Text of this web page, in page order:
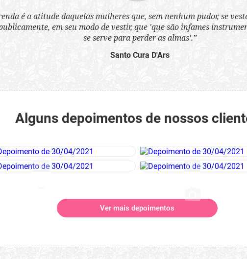
é a atitude daquelas mulheres que, sem nenhum pudor, se
em seu modo de vestir, que 'que são infames
se serve para perder as almas'.”
Santo Cura D'Ars
Alguns depoimentos de nossos
Ver mais depoimentos